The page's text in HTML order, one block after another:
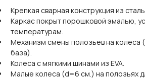
Крепкая сварная конструкция из
Каркас покрыт порошковой эмалью,
температурам.
Механизм смены полозьев на колеса
база).
Колеса с мягкими шинами из EVA.
Малые колеса (d=6 cм.) на полозьях